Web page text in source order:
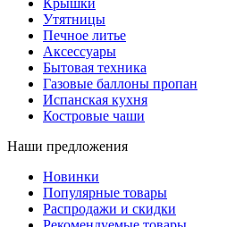
Крышки
Утятницы
Печное литье
Аксессуары
Бытовая техника
Газовые баллоны пропан
Испанская кухня
Костровые чаши
Наши предложения
Новинки
Популярные товары
Распродажи и скидки